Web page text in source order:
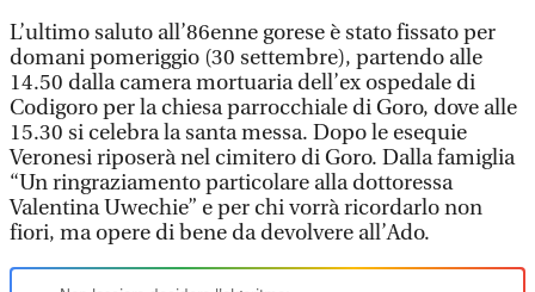
L’ultimo saluto all’86enne gorese è stato fissato per
domani pomeriggio (30 settembre), partendo alle
14.50 dalla camera mortuaria dell’ex ospedale di
Codigoro per la chiesa parrocchiale di Goro, dove alle
15.30 si celebra la santa messa. Dopo le esequie
Veronesi riposerà nel cimitero di Goro. Dalla famiglia
“Un ringraziamento particolare alla dottoressa
Valentina Uwechie” e per chi vorrà ricordarlo non
fiori, ma opere di bene da devolvere all’Ado.